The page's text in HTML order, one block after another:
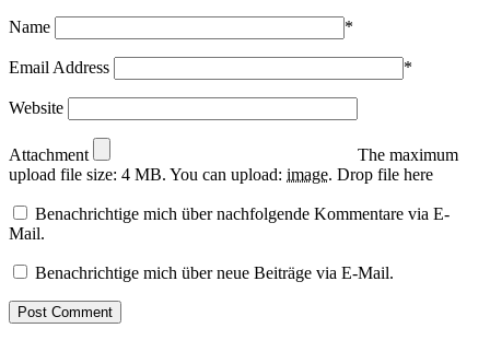
Name *
Email Address *
Website
Attachment
The maximum
upload file size: 4 MB. You can upload: image. Drop file here
Benachrichtige mich über nachfolgende Kommentare via E-
Mail.
Benachrichtige mich über neue Beiträge via E-Mail.